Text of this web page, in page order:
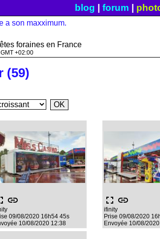
blog forum
foraines en France
+02:00
(59)
link
09/08/2020 16h54 45s
10/08/2020 12:38
fullscreen link
ifinity
Prise 09/08/2020
Envoyée 10/08/